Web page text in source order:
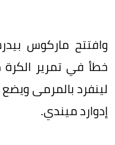
وافتتح ماركوس
خطأ في تمرير الكرة
لينفرد بالمرمى
إدوارد ميندي.